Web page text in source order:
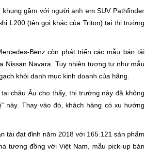
gầm với người anh em SUV Pathfinder
L200 (tên gọi khác của Triton) tại thị trường
Benz còn phát triển các mẫu bán tải
Nissan Navara. Tuy nhiên tương tự như mẫu
khỏi danh mục kinh doanh của hãng.
châu Âu cho thấy, thị trường này đã không
này. Thay vào đó, khách hàng có xu hướng
tải đạt đỉnh năm 2018 với 165.121 sản phẩm
tương đồng với Việt Nam, mẫu pick-up bán